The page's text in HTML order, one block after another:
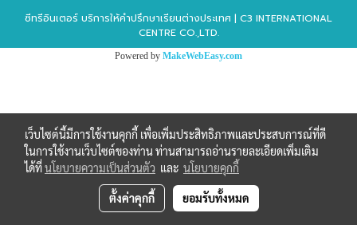
ซีทรีอินเตอร์ บริการให้คำปรึกษาเรียนต่างประเทศ | C3 INTERNATIONAL
CENTRE CO.,LTD.
Powered by MakeWebEasy.com
เว็บไซต์นี้มีการใช้งานคุกกี้ เพื่อเพิ่มประสิทธิภาพและประสบการณ์ที่ดี
ในการใช้งานเว็บไซต์ของท่าน ท่านสามารถอ่านรายละเอียดเพิ่มเติม
ได้ที่นโยบายความเป็นส่วนตัว และ นโยบายคุกกี้
ตั้งค่าคุกกี้ ยอมรับทั้งหมด